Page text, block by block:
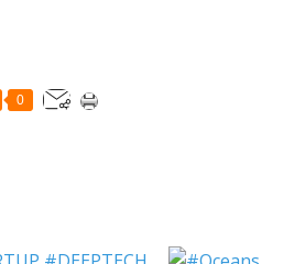
0